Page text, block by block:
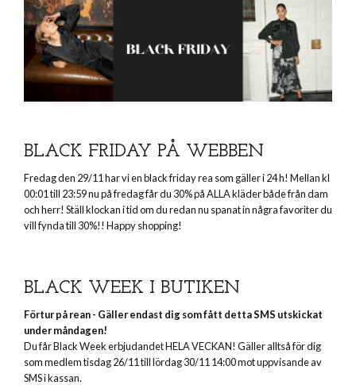
BLACK FRIDAY PÅ WEBBEN
Fredag den 29/11 har vi en black friday rea som gäller i 24 h! Mellan kl
00:01 till 23:59 nu på fredag får du 30% på ALLA kläder både från dam
och herr! Ställ klockan i tid om du redan nu spanat in några favoriter du
vill fynda till 30%!! Happy shopping!
BLACK WEEK I BUTIKEN
Förtur på rean - Gäller endast dig som fått detta SMS utskickat
under måndagen!
Du får Black Week erbjudandet HELA VECKAN! Gäller alltså för dig
som medlem tisdag 26/11 till lördag 30/11 14:00 mot uppvisande av
SMS i kassan.